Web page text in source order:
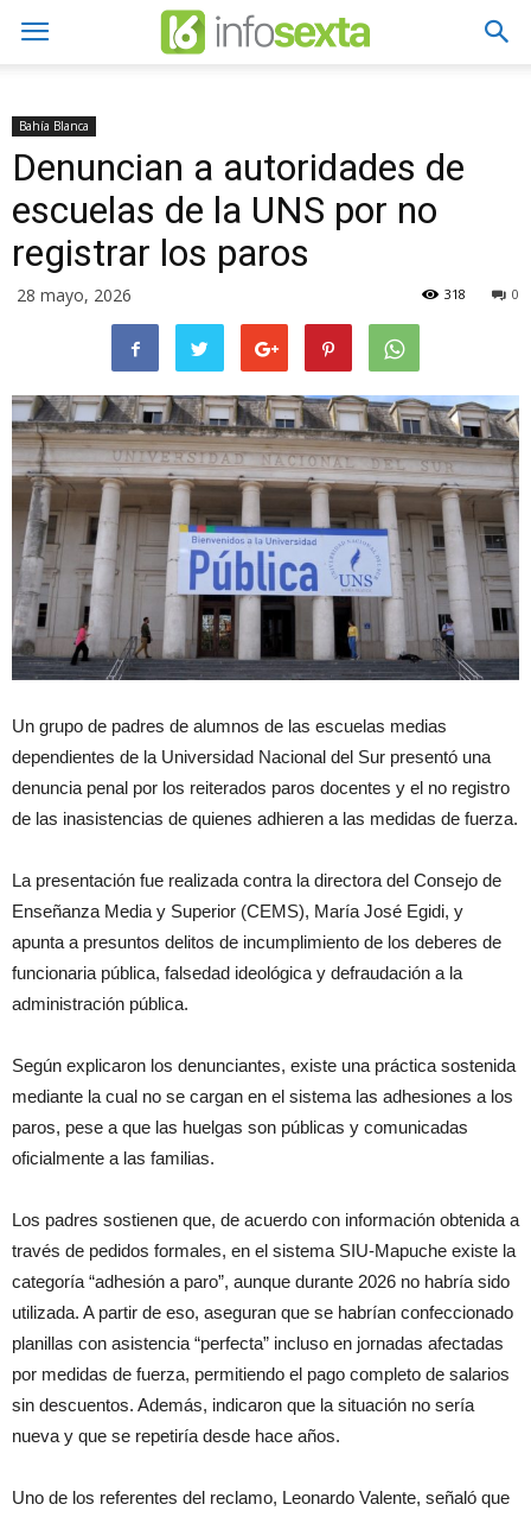
Bahía Blanca
Denuncian a autoridades de
escuelas de la UNS por no
registrar los paros
28 mayo, 2026 0
318
Un grupo de padres de alumnos de las escuelas medias
dependientes de la Universidad Nacional del Sur presentó una
denuncia penal por los reiterados paros docentes y el no registro
de las inasistencias de quienes adhieren a las medidas de fuerza.
La presentación fue realizada contra la directora del Consejo de
Enseñanza Media y Superior (CEMS), María José Egidi, y
apunta a presuntos delitos de incumplimiento de los deberes de
funcionaria pública, falsedad ideológica y defraudación a la
administración pública.
Según explicaron los denunciantes, existe una práctica sostenida
mediante la cual no se cargan en el sistema las adhesiones a los
paros, pese a que las huelgas son públicas y comunicadas
oficialmente a las familias.
Los padres sostienen que, de acuerdo con información obtenida a
través de pedidos formales, en el sistema SIU-Mapuche existe la
categoría “adhesión a paro”, aunque durante 2026 no habría sido
utilizada. A partir de eso, aseguran que se habrían confeccionado
planillas con asistencia “perfecta” incluso en jornadas afectadas
por medidas de fuerza, permitiendo el pago completo de salarios
sin descuentos. Además, indicaron que la situación no sería
nueva y que se repetiría desde hace años.
Uno de los referentes del reclamo, Leonardo Valente, señaló que